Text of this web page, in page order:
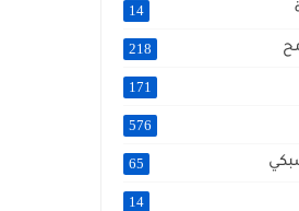
14
218
171
576
65
14